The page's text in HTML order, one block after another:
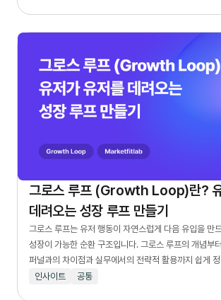
그로스 루프 (Growth Loop)란?
데려오는 성장 루프 만들기
그로스 루프는 유저 행동이 자연스럽게 다음 유입을 만
성장이 가능한 순환 구조입니다. 그로스 루프의 개념부
퍼널과의 차이점과 실무에서의 전략적 활용까지 쉽게
인사이트
공통